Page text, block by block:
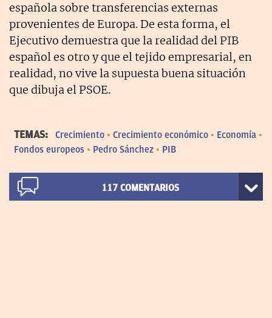
española sobre transferencias externas
provenientes de Europa. De esta forma, el
Ejecutivo demuestra que la realidad del PIB
español es otro y que el tejido empresarial, en
realidad, no vive la supuesta buena situación
que dibuja el PSOE.
TEMAS: Crecimiento Crecimiento económico
Economía
Fondos europeos
Pedro Sánchez PIB
117 COMENTARIOS